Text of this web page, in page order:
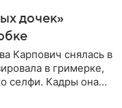
дочек»
Карпович снялась в
в гримерке,
селфи. Кадры она